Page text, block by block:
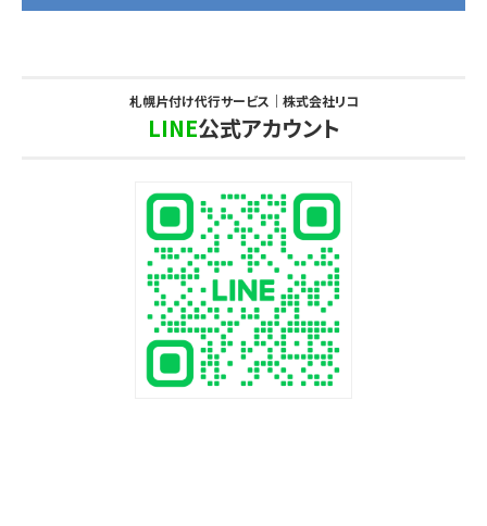
札幌片付け代行サービス｜株式会社リコ
LINE公式アカウント